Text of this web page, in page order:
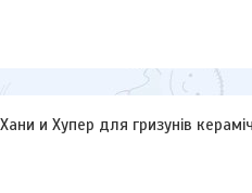
и Хупер для гризунів